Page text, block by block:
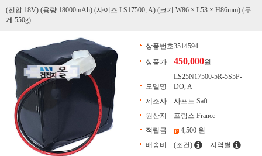
(전압 18V) (용량 18000mAh) (사이즈 LS17500, A) (크기 W86 × L53 × H86mm) (무
게 550g)
상품번호3514594
상품가
450,000원
모델명
LS25N17500-5R-5S5P-
DO, A
제조사
사프트 Saft
원산지
프랑스 France
적립금
4,500 원
배송비
(조건) 지역별